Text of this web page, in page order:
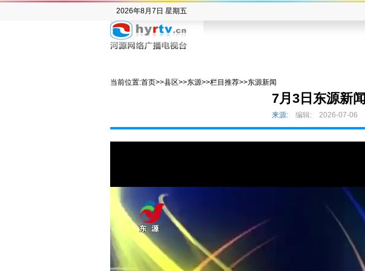
2026年8月7日 星期五
当前位置:首页>>县区>>东源>>栏目推荐>>东源新闻
7月3日东源新闻
来源: 编辑: 2026-07-06